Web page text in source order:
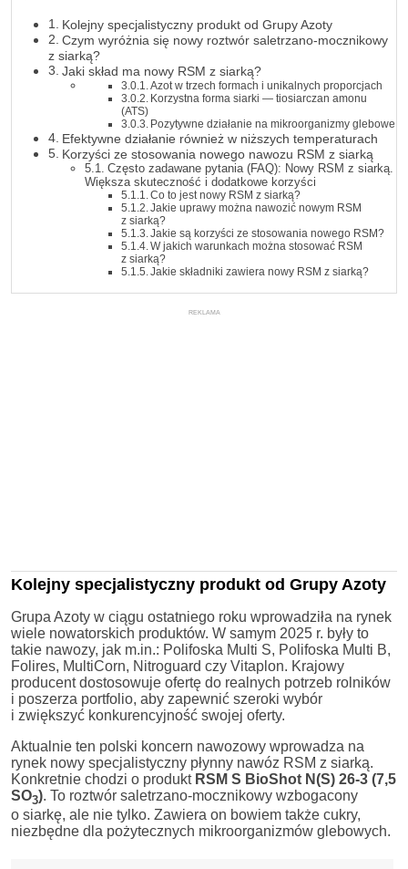
Kolejny specjalistyczny produkt od Grupy Azoty
Czym wyróżnia się nowy roztwór saletrzano-mocznikowy
z siarką?
Jaki skład ma nowy RSM z siarką?
Azot w trzech formach i unikalnych proporcjach
Korzystna forma siarki — tiosiarczan amonu
(ATS)
Pozytywne działanie na mikroorganizmy glebowe
Efektywne działanie również w niższych temperaturach
Korzyści ze stosowania nowego nawozu RSM z siarką
Często zadawane pytania (FAQ): Nowy RSM z siarką.
Większa skuteczność i dodatkowe korzyści
Co to jest nowy RSM z siarką?
Jakie uprawy można nawozić nowym RSM
z siarką?
Jakie są korzyści ze stosowania nowego RSM?
W jakich warunkach można stosować RSM
z siarką?
Jakie składniki zawiera nowy RSM z siarką?
REKLAMA
Kolejny specjalistyczny produkt od Grupy Azoty
Grupa Azoty w ciągu ostatniego roku wprowadziła na rynek
wiele nowatorskich produktów. W samym 2025 r. były to
takie nawozy, jak m.in.: Polifoska Multi S, Polifoska Multi B,
Folires, MultiCorn, Nitroguard czy Vitaplon. Krajowy
producent dostosowuje ofertę do realnych potrzeb rolników
i poszerza portfolio, aby zapewnić szeroki wybór
i zwiększyć konkurencyjność swojej oferty.
Aktualnie ten polski koncern nawozowy wprowadza na
rynek nowy specjalistyczny płynny nawóz RSM z siarką.
Konkretnie chodzi o produkt RSM S BioShot N(S) 26-3 (7,5
SO3). To roztwór saletrzano-mocznikowy wzbogacony
o siarkę, ale nie tylko. Zawiera on bowiem także cukry,
niezbędne dla pożytecznych mikroorganizmów glebowych.